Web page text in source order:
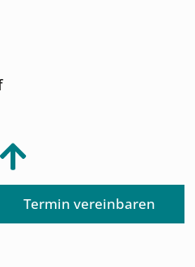
Termin vereinbaren